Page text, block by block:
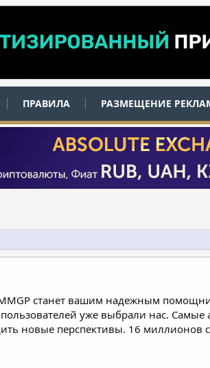
ПРАВИЛА РАЗМЕЩЕНИЕ
станет вашим надежным
уже выбрали нас.
новые перспективы. 16